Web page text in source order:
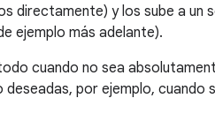
directamente) y los sube a
ejemplo más adelante).
cuando no sea
deseadas, por ejemplo, cuando